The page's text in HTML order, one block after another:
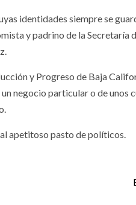
identidades siempre se
y padrino de la
y Progreso de Baja
negocio particular o de unos
apetitoso pasto de políticos.